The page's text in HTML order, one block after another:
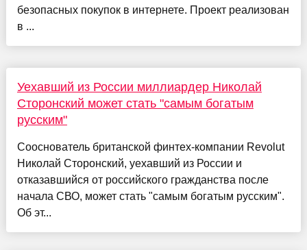
безопасных покупок в интернете. Проект реализован
в ...
Уехавший из России миллиардер Николай
Сторонский может стать "самым богатым
русским"
Сооснователь британской финтех-компании Revolut
Николай Сторонский, уехавший из России и
отказавшийся от российского гражданства после
начала СВО, может стать "самым богатым русским".
Об эт...